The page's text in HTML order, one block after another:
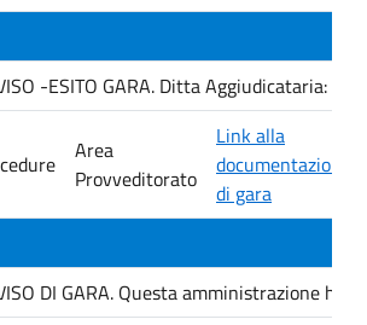
-ESITO GARA. Ditta Aggiudicataria:
Area
Provveditorato
Link alla
documentazione
di gara
DI GARA. Questa amministrazione